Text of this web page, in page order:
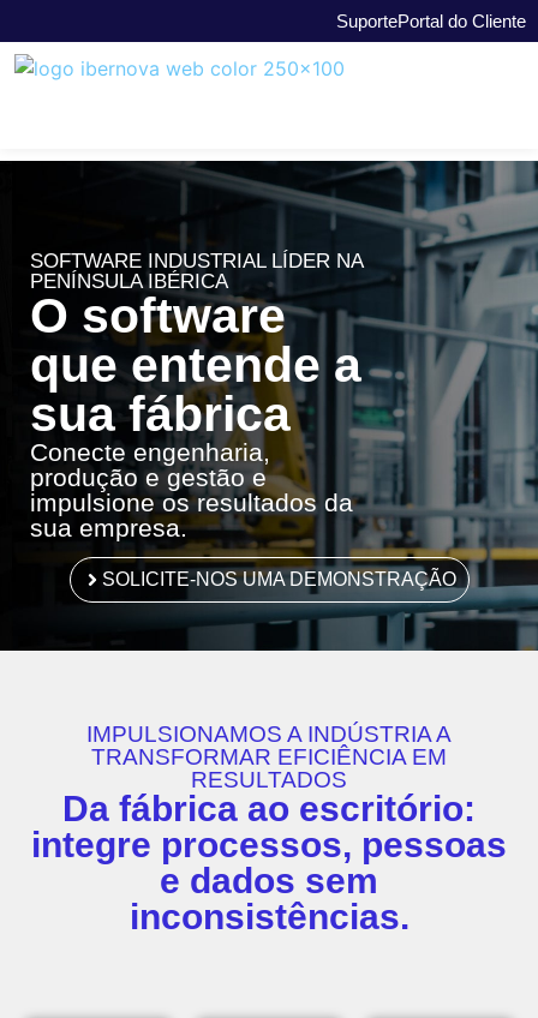
SuportePortal do Cliente
SOFTWARE INDUSTRIAL LÍDER NA
PENÍNSULA IBÉRICA
O software
que entende a
sua fábrica
Conecte engenharia,
produção e gestão e
impulsione os resultados da
sua empresa.
SOLICITE-NOS UMA DEMONSTRAÇÃO
IMPULSIONAMOS A INDÚSTRIA A
TRANSFORMAR EFICIÊNCIA EM
RESULTADOS
Da fábrica ao escritório:
integre processos, pessoas
e dados sem
inconsistências.